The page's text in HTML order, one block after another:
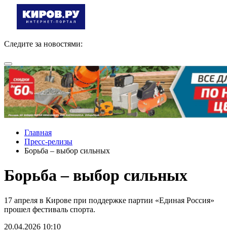
Следите за новостями:
Главная
Пресс-релизы
Борьба – выбор сильных
Борьба – выбор сильных
17 апреля в Кирове при поддержке партии «Единая Россия»
прошел фестиваль спорта.
20.04.2026 10:10